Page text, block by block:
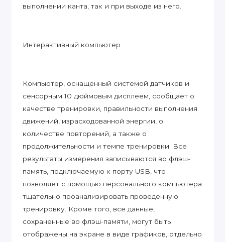
выполнении канта, так и при выходе из него.
Интерактивный компьютер
Компьютер, оснащенный системой датчиков и
сенсорным 10 дюймовым дисплеем, сообщает о
качестве тренировки, правильности выполнения
движений, израсходованной энергии, о
количестве повторений, а также о
продолжительности и темпе тренировки. Все
результаты измерения записываются во флэш-
память, подключаемую к порту USB, что
позволяет с помощью персонального компьютера
тщательно проанализировать проведенную
тренировку. Кроме того, все данные,
сохраненные во флэш-памяти, могут быть
отображены на экране в виде графиков, отдельно